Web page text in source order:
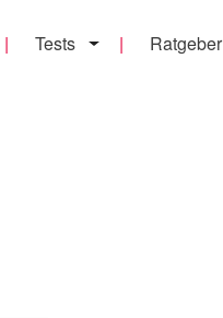
Tests Ratgeber